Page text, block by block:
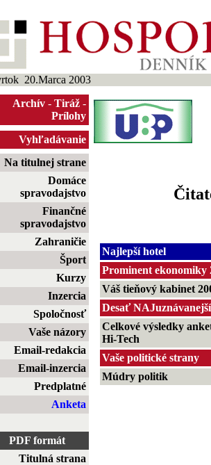
20.Marca 2003
Archív - Tiráž -
Prílohy
Vyhľadávanie
Na titulnej strane
Domáce
spravodajstvo
Finančné
spravodajstvo
Zahraničie
Šport
Kurzy
Inzercia
Spoločnosť
Vaše názory
Email-redakcia
Email-inzercia
Predplatné
Anketa
PDF formát
Titulná strana
Najlepší hotel
Prominent ekonomiky
Váš tieňový kabinet
Desať
Celkové výsledky
Hi-Tech
Vaše politické strany
Múdry politik